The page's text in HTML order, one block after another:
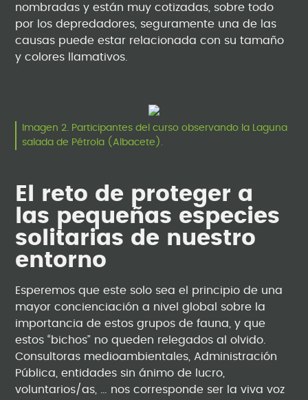
nombradas y están muy cotizadas, sobre todo
por los depredadores, seguramente una de las
causas puede estar relacionada con su tamaño
y colores llamativos.
Imagen 2. Participantes del curso observando la Laguna
salada de Pétrola (Albacete).
El reto de proteger a
las pequeñas especies
solitarias de nuestro
entorno
Esperemos que este solo sea el principio de una
mayor concienciación a nivel global sobre la
importancia de estos grupos de fauna, y que
estos “bichos” no queden relegados al olvido.
Consultoras medioambientales, Administración
Pública, entidades sin ánimo de lucro,
voluntarios/as, … nos corresponde ser la viva voz